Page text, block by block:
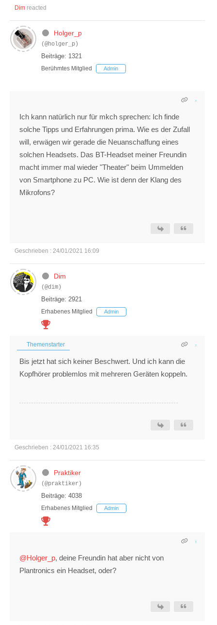
Dim reacted
Holger_p
(@holger_p)
Beiträge: 1321
Berühmtes Mitglied Admin
Ich kann natürlich nur für mkch sprechen: Ich finde
solche Tipps und Erfahrungen prima. Wie es der Zufall
will, erwägen wir gerade die Neuanschaffung eines
solchen Headsets. Das BT-Headset meiner Freundin
macht immer mal wieder "Theater" beim Ummelden
von Smartphone zu PC. Wie ist denn der Klang des
Mikrofons?
Geschrieben : 24/01/2021 16:09
Dim
(@dim)
Beiträge: 2921
Erhabenes Mitglied Admin
Themenstarter
Bis jetzt hat sich keiner Beschwert. Und ich kann die
Kopfhörer problemlos mit mehreren Geräten koppeln.
Geschrieben : 24/01/2021 16:35
Praktiker
(@praktiker)
Beiträge: 4038
Erhabenes Mitglied Admin
@Holger_p, deine Freundin hat aber nicht von
Plantronics ein Headset, oder?